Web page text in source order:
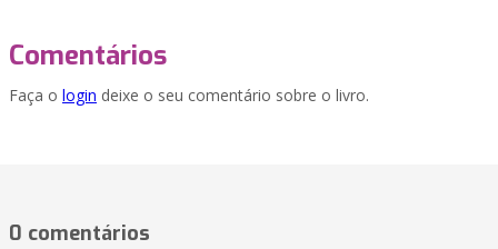
Comentários
Faça o login deixe o seu comentário sobre o livro.
0 comentários